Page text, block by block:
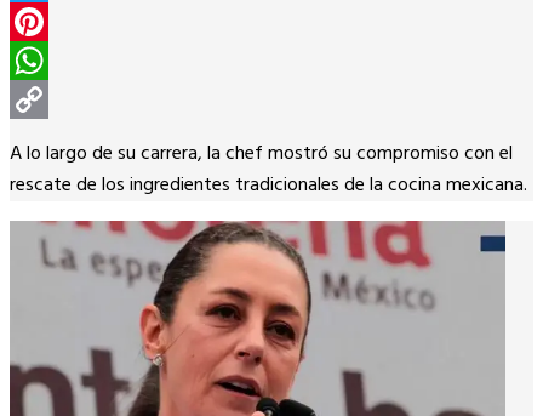
Twitter
Pinterest
WhatsApp
Copy
Link
A lo largo de su carrera, la chef mostró su compromiso con el
rescate de los ingredientes tradicionales de la cocina mexicana.